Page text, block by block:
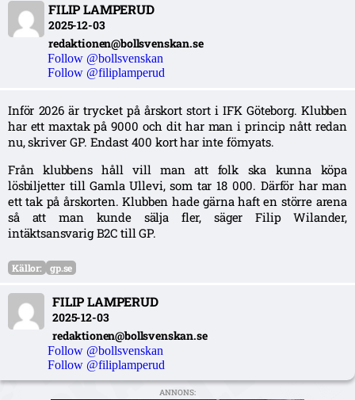
FILIP LAMPERUD
2025-12-03
redaktionen@bollsvenskan.se
Follow @bollsvenskan
Follow @filiplamperud
Inför 2026 är trycket på årskort stort i IFK Göteborg. Klubben
har ett maxtak på 9000 och dit har man i princip nått redan
nu, skriver GP. Endast 400 kort har inte förnyats.
Från klubbens håll vill man att folk ska kunna köpa
lösbiljetter till Gamla Ullevi, som tar 18 000. Därför har man
ett tak på årskorten. Klubben hade gärna haft en större arena
så att man kunde sälja fler, säger Filip Wilander,
intäktsansvarig B2C till GP.
Källor: gp.se
FILIP LAMPERUD
2025-12-03
redaktionen@bollsvenskan.se
Follow @bollsvenskan
Follow @filiplamperud
ANNONS: